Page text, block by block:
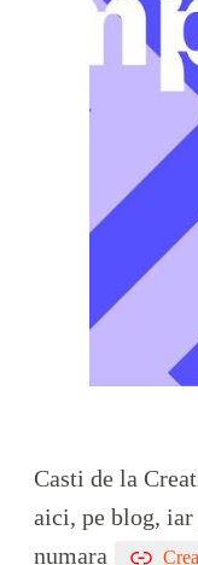
Casti de la
aici, pe blog,
numara